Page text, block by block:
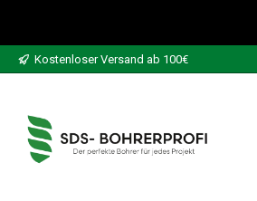
Kostenloser Versand ab 100€